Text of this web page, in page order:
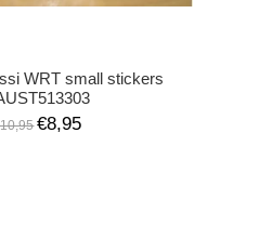
WRT small stickers
€8,95